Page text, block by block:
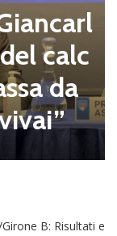
calc
da
B: Risultati e